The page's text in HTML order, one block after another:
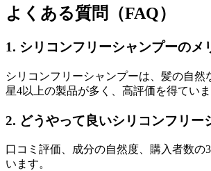
よくある質問（FAQ）
1. シリコンフリーシャンプーのメ
シリコンフリーシャンプーは、髪の自
星4以上の製品が多く、高評価を得ていま
2. どうやって良いシリコンフリー
口コミ評価、成分の自然度、購入者数
います。